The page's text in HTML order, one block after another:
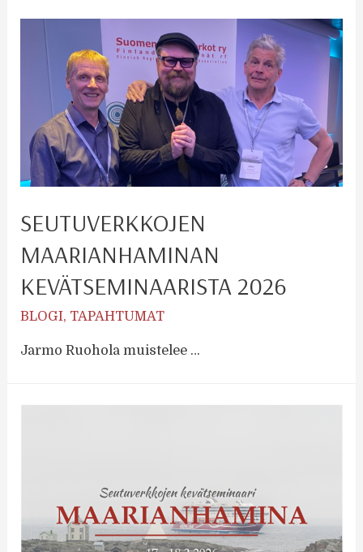
SEUTUVERKKOJEN
MAARIANHAMINAN
KEVÄTSEMINAARISTA 2026
BLOGI, TAPAHTUMAT
Jarmo Ruohola muistelee …